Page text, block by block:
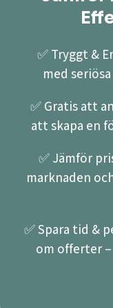
✅ Tryggt &
med
✅ Gratis att
att skapa en
✅ Jämför
marknaden
✅ Spara tid &
om offerter